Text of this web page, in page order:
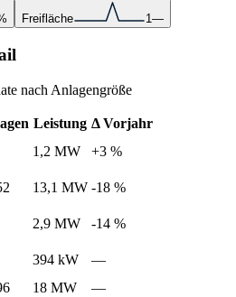
Freifläche 1—
nach Anlagengröße
Leistung Δ Vorjahr
1,2 MW
+3 %
13,1 MW -18 %
2,9 MW
-14 %
394 kW
—
18 MW
—